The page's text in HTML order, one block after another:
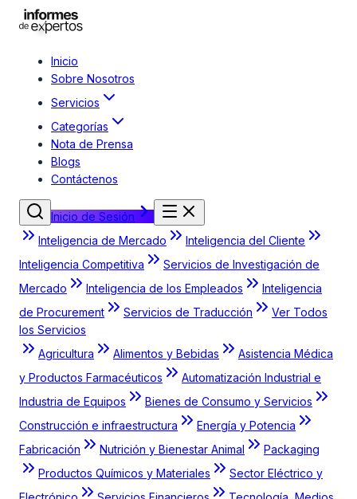
Inicio
Sobre Nosotros
Servicios
Categorías
Nota de Prensa
Blogs
Contáctenos
Inicio de Sesión
Inteligencia de Mercado
Inteligencia del Cliente
Inteligencia Competitiva
Servicios de Investigación de
Mercado
Inteligencia de los Empleados
Inteligencia
de Procurement
Servicios de Traducción
Ver Todos
los Servicios
Agricultura
Alimentos y Bebidas
Asistencia Médica
y Productos Farmacéuticos
Automatización Industrial e
Industria de Equipos
Bienes de Consumo y Servicios
Construcción e infraestructura
Energía y Potencia
Fabricación
Nutrición y Bienestar Animal
Packaging
Productos Químicos y Materiales
Sector Eléctrico y